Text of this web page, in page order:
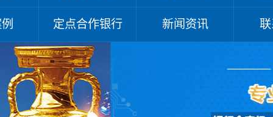
定点合作银行 新闻资讯